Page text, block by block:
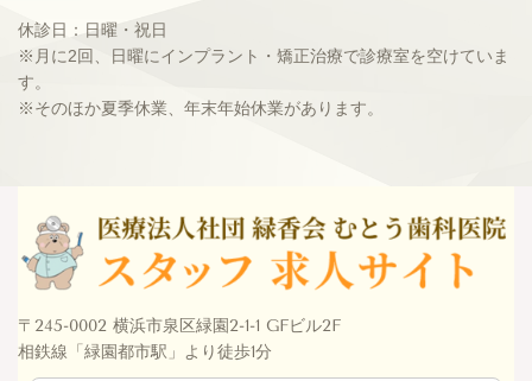
休診日：日曜・祝日
※月に2回、日曜にインプラント・矯正治療で診療室を空けていま
す。
※そのほか夏季休業、年末年始休業があります。
〒245-0002 横浜市泉区緑園2-1-1 GFビル2F
相鉄線「緑園都市駅」より徒歩1分